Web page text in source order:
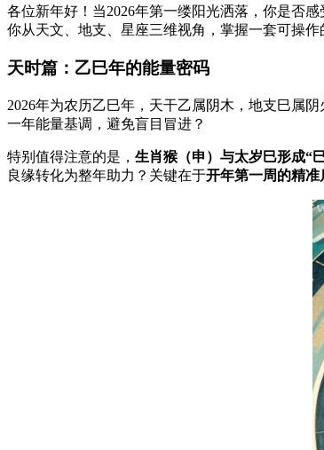
各位新年好！当2026年第一缕阳光洒落，你是否
你从天文、地支、星座三维视角，掌握一套可操作
天时篇：乙巳年的能量密码
2026年为农历乙巳年，天干乙属阴木，地支巳属
一年能量基调，避免盲目冒进？
特别值得注意的是， 生肖猴（申）与太岁巳形成“
良缘转化为整年助力？关键在于开年第一周的精准